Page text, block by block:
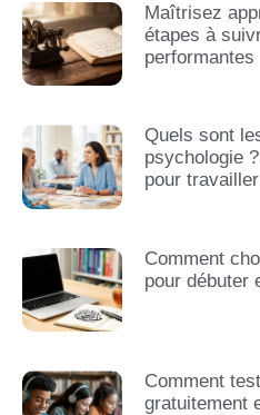
Maîtrisez
étapes à
performantes
Quels sont
psychologie
pour
Comment
pour débuter
Comment
gratuitement